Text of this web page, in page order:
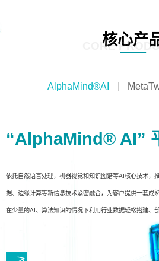
核心产
CORE
AlphaMind®AI
“AlphaMind® AI”
依托自然语言处理，机器视觉和知识图谱等AI核心技术，
据、边缘计算等新信息技术紧密融合，为客户提供一套成
在少量的AI、算法知识的情况下利用行业数据轻松搭建、